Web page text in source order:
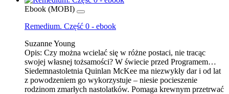
Ebook (MOBI)
Remedium. Część 0 - ebook
Suzanne Young
Opis: Czy można wcielać się w różne postaci, nie tracąc
swojej własnej tożsamości? W świecie przed Programem…
Siedemnastoletnia Quinlan McKee ma niezwykły dar i od lat
z powodzeniem go wykorzystuje – niesie pocieszenie
rodzinom zmarłych nastolatków. Pomaga krewnym przetrwać